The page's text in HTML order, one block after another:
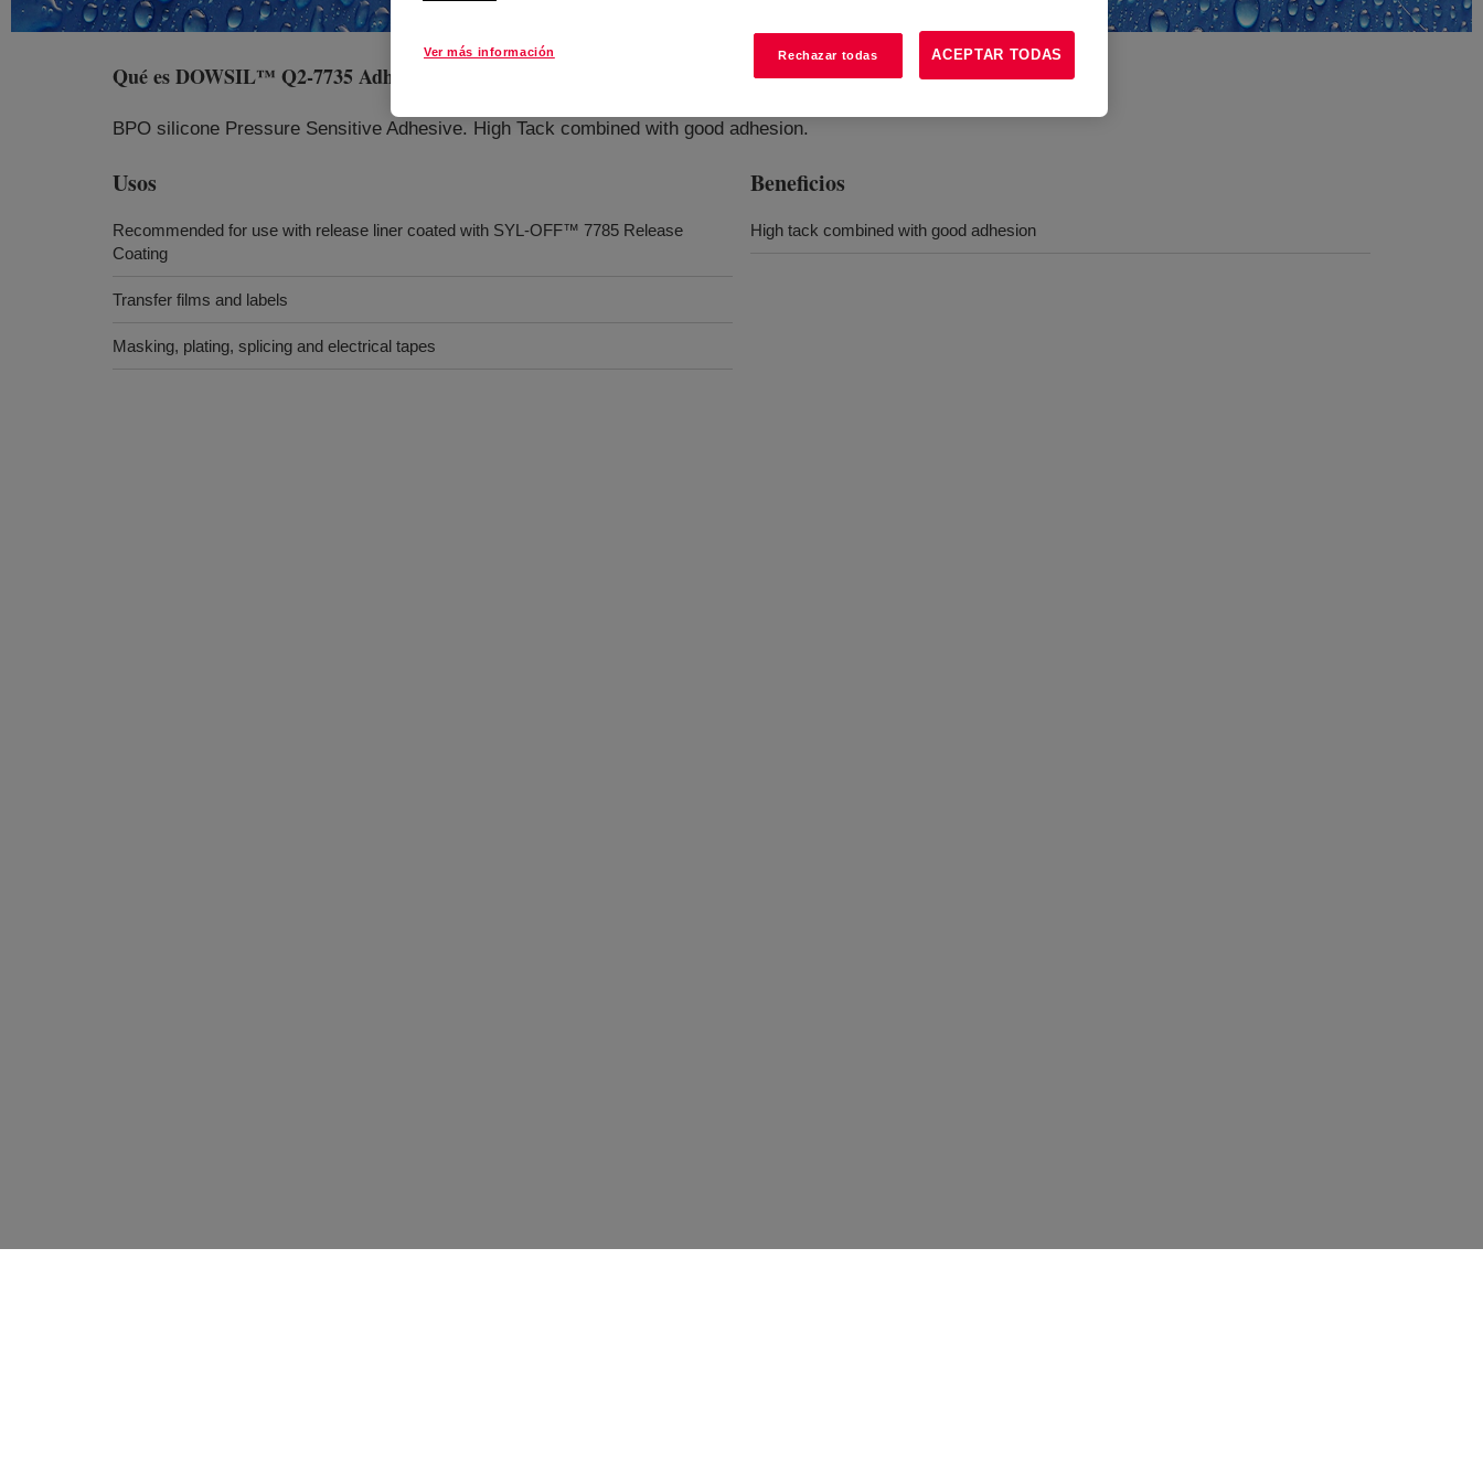
Qué esDOWSIL™ Q2-7735 Adhesive
BPO silicone Pressure Sensitive Adhesive. High Tack combined with good adhesion.
Usos
Recommended for use with release liner coated with SYL-OFF™ 7785 Release
Coating
Transfer films and labels
Masking, plating, splicing and electrical tapes
Beneficios
High tack combined with good adhesion
Ver más información Rechazar todas ACEPTAR TODAS